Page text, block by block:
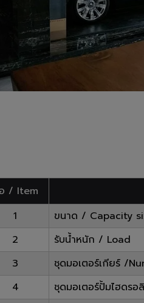
/ Item
1
ขนาด / Capacity
2
รับน้ำหนัก / Load
3
ชุดมอเตอร์เกียร์ /
4
ชุดมอเตอร์ปั้มไฮดร